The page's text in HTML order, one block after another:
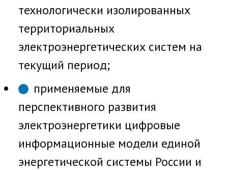
технологически изолированных
территориальных
электроэнергетических систем на
текущий период;
применяемые для
перспективного развития
электроэнергетики цифровые
информационные модели единой
энергетической системы России и